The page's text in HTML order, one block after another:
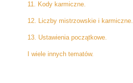
11. Kody karmiczne.
12. Liczby mistrzowskie i karmiczne.
13. Ustawienia początkowe.
I wiele innych tematów.